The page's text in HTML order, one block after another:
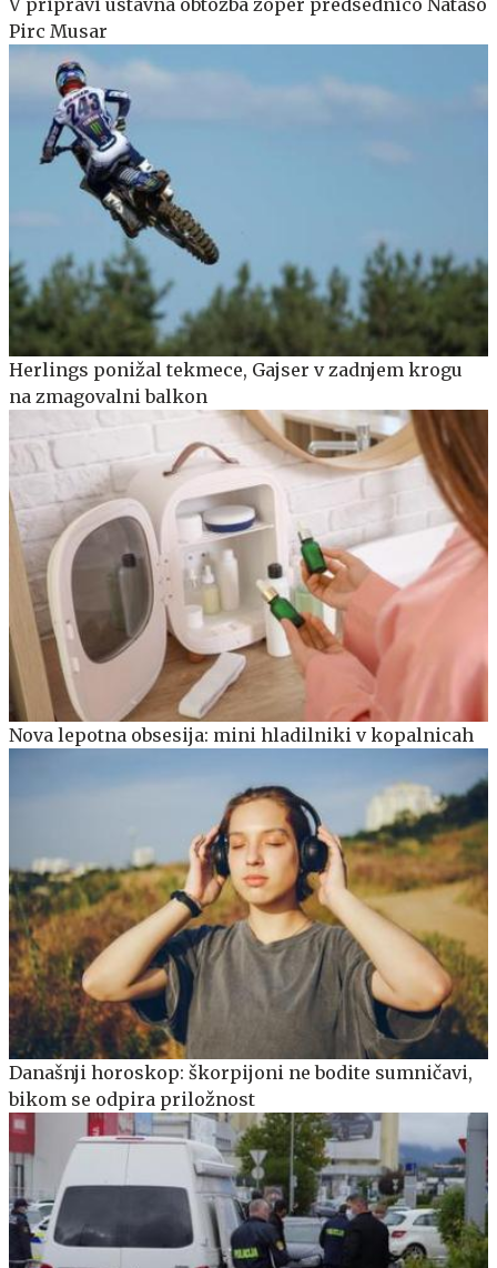
V pripravi ustavna obtožba zoper predsednico Natašo
Pirc Musar
Herlings ponižal tekmece, Gajser v zadnjem krogu
na zmagovalni balkon
Nova lepotna obsesija: mini hladilniki v kopalnicah
Današnji horoskop: škorpijoni ne bodite sumničavi,
bikom se odpira priložnost